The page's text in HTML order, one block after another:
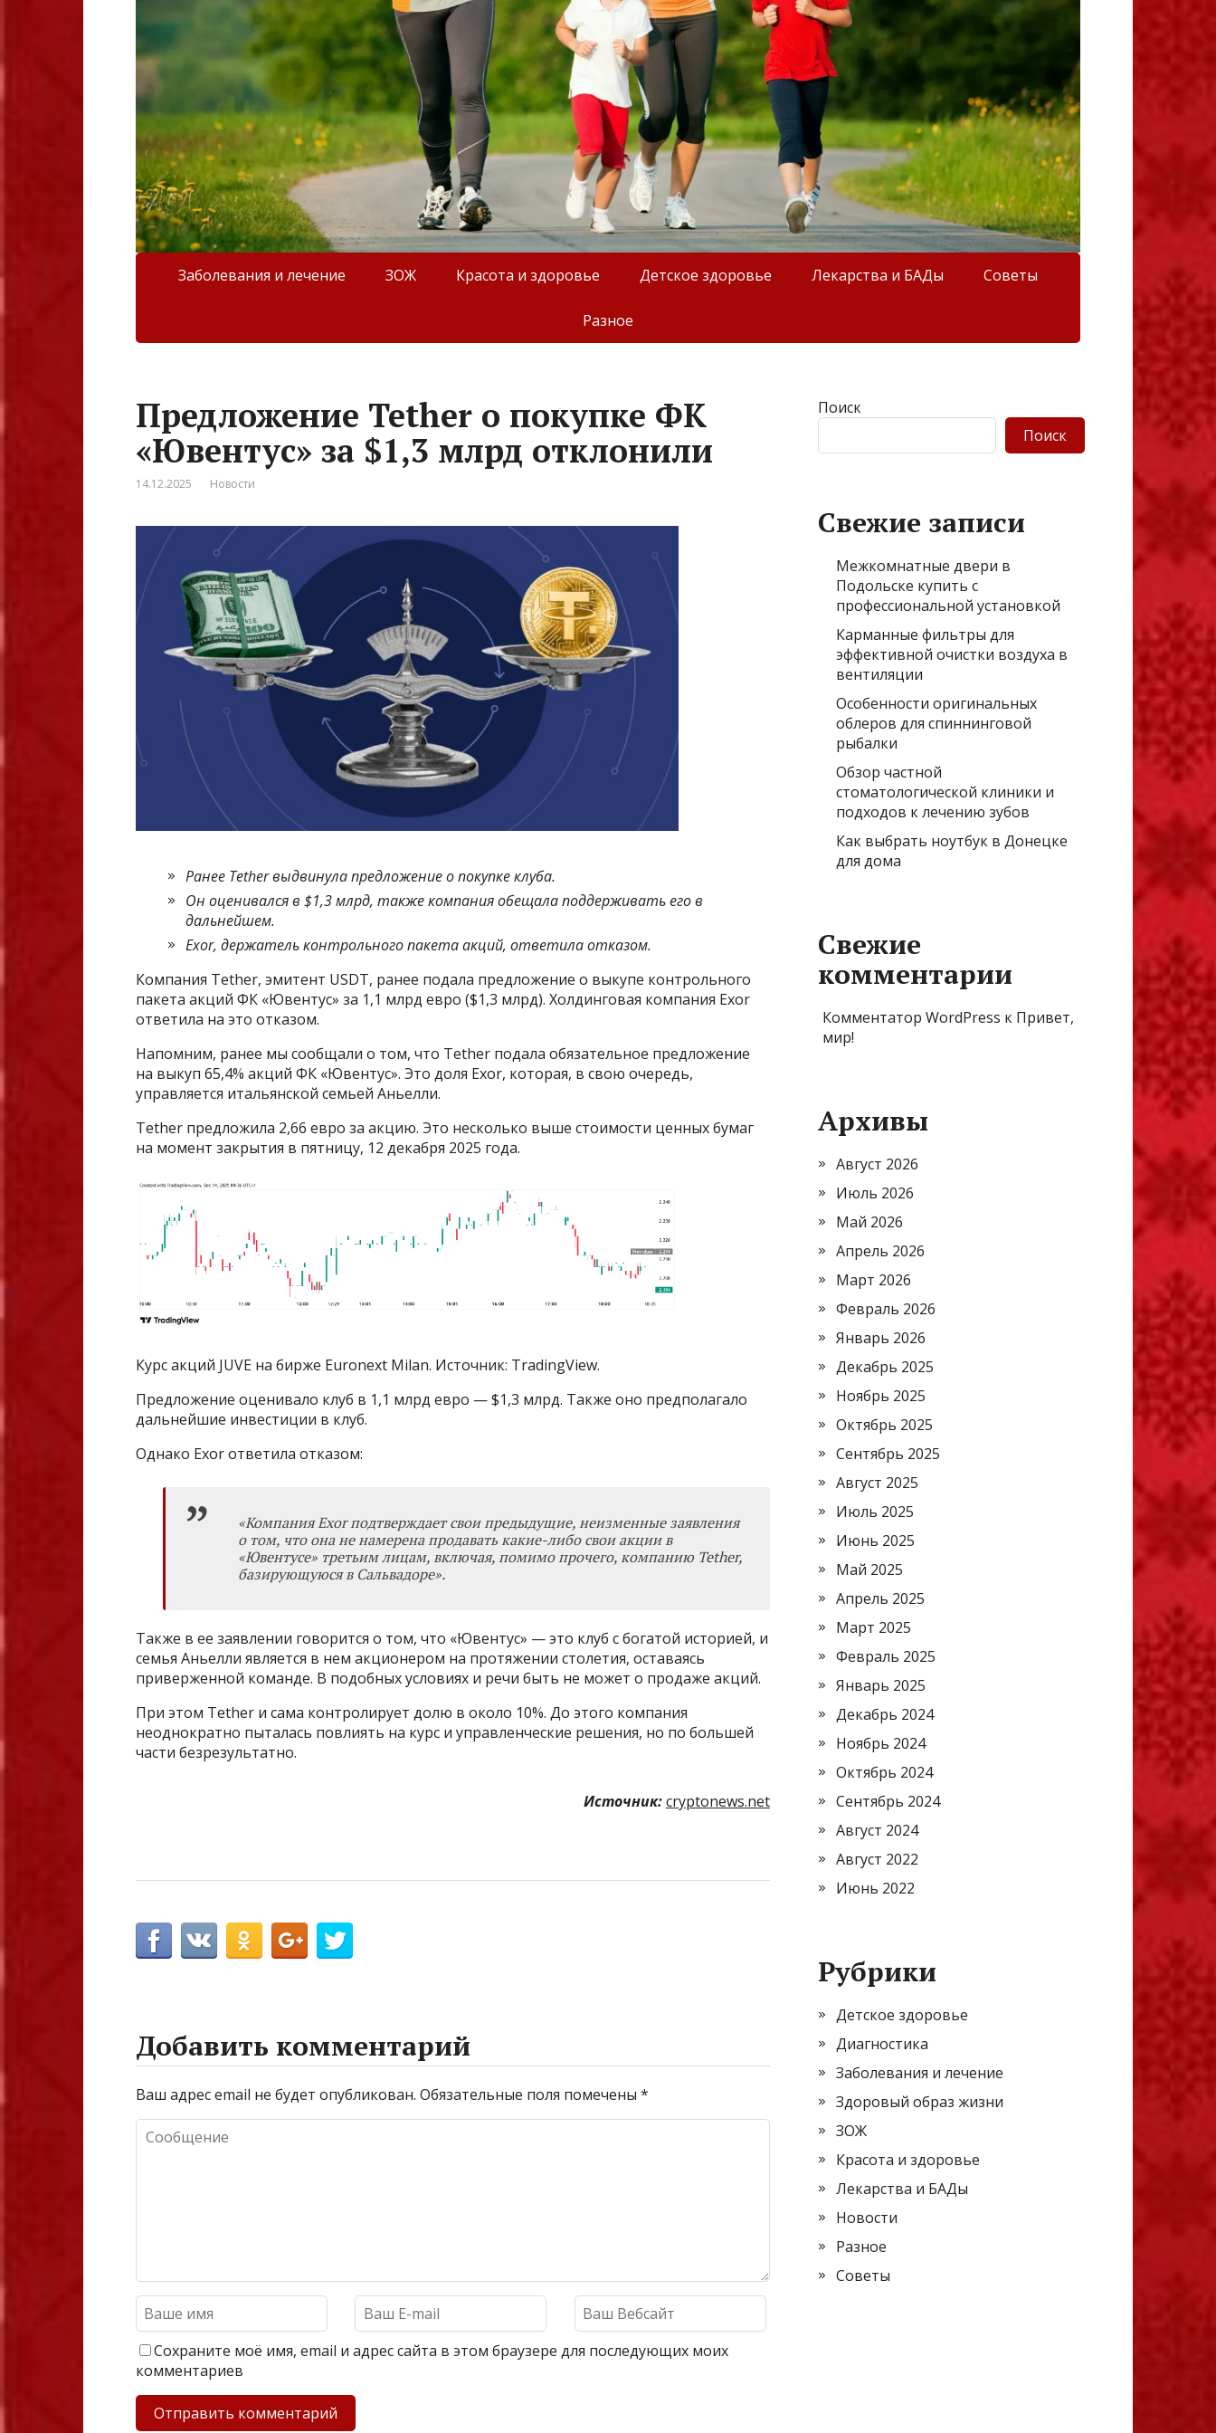
Заболевания и лечение ЗОЖ Красота и здоровье Детское здоровье Лекарства и БАДы Советы
Разное
Предложение Tether о покупке ФК
«Ювентус» за $1,3 млрд отклонили
14.12.2025 Новости
Ранее Tether выдвинула предложение о покупке клуба.
Он оценивался в $1,3 млрд, также компания обещала поддерживать его в
дальнейшем.
Exor, держатель контрольного пакета акций, ответила отказом.
Компания Tether, эмитент USDT, ранее подала предложение о выкупе контрольного
пакета акций ФК «Ювентус» за 1,1 млрд евро ($1,3 млрд). Холдинговая компания Exor
ответила на это отказом.
Напомним, ранее мы сообщали о том, что Tether подала обязательное предложение
на выкуп 65,4% акций ФК «Ювентус». Это доля Exor, которая, в свою очередь,
управляется итальянской семьей Аньелли.
Tether предложила 2,66 евро за акцию. Это несколько выше стоимости ценных бумаг
на момент закрытия в пятницу, 12 декабря 2025 года.
Курс акций JUVE на бирже Euronext Milan. Источник: TradingView.
Предложение оценивало клуб в 1,1 млрд евро — $1,3 млрд. Также оно предполагало
дальнейшие инвестиции в клуб.
Однако Exor ответила отказом:
«Компания Exor подтверждает свои предыдущие, неизменные заявления
о том, что она не намерена продавать какие-либо свои акции в
«Ювентусе» третьим лицам, включая, помимо прочего, компанию Tether,
базирующуюся в Сальвадоре».
Также в ее заявлении говорится о том, что «Ювентус» — это клуб с богатой историей, и
семья Аньелли является в нем акционером на протяжении столетия, оставаясь
приверженной команде. В подобных условиях и речи быть не может о продаже акций.
При этом Tether и сама контролирует долю в около 10%. До этого компания
неоднократно пыталась повлиять на курс и управленческие решения, но по большей
части безрезультатно.
Источник:cryptonews.net
Добавить комментарий
Ваш адрес email не будет опубликован. Обязательные поля помечены *
Сохраните моё имя, email и адрес сайта в этом браузере для последующих моих
комментариев
Поиск
Поиск
Свежие записи
Межкомнатные двери в
Подольске купить с
профессиональной установкой
Карманные фильтры для
эффективной очистки воздуха в
вентиляции
Особенности оригинальных
облеров для спиннинговой
рыбалки
Обзор частной
стоматологической клиники и
подходов к лечению зубов
Как выбрать ноутбук в Донецке
для дома
Свежие
комментарии
Комментатор WordPress к Привет,
мир!
Архивы
Август 2026
Июль 2026
Май 2026
Апрель 2026
Март 2026
Февраль 2026
Январь 2026
Декабрь 2025
Ноябрь 2025
Октябрь 2025
Сентябрь 2025
Август 2025
Июль 2025
Июнь 2025
Май 2025
Апрель 2025
Март 2025
Февраль 2025
Январь 2025
Декабрь 2024
Ноябрь 2024
Октябрь 2024
Сентябрь 2024
Август 2024
Август 2022
Июнь 2022
Рубрики
Детское здоровье
Диагностика
Заболевания и лечение
Здоровый образ жизни
ЗОЖ
Красота и здоровье
Лекарства и БАДы
Новости
Разное
Советы